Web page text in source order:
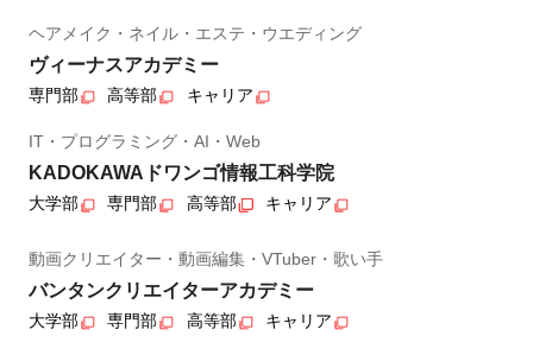
ヘアメイク・ネイル・エステ・ウエディング
ヴィーナスアカデミー
専門部 高等部 キャリア
IT・プログラミング・AI・Web
KADOKAWAドワンゴ情報工科学院
大学部 専門部 高等部 キャリア
動画クリエイター・動画編集・VTuber・歌い手
バンタンクリエイターアカデミー
大学部 専門部 高等部 キャリア